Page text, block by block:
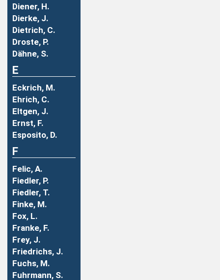
Diener, H.
Dierke, J.
Dietrich, C.
Droste, P.
Dähne, S.
E
Eckrich, M.
Ehrich, C.
Eltgen, J.
Ernst, F.
Esposito, D.
F
Felic, A.
Fiedler, P.
Fiedler, T.
Finke, M.
Fox, L.
Franke, F.
Frey, J.
Friedrichs, J.
Fuchs, M.
Fuhrmann, S.